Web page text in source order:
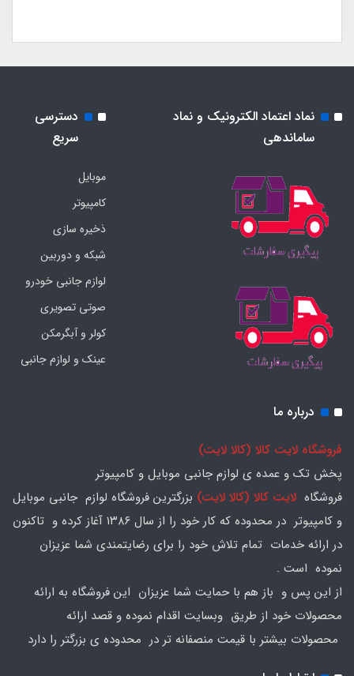
نماد اعتماد الکترونیک و نماد
ساماندهی
دسترسی
سریع
موبایل
کامپیوتر
ذخیره سازی
شبکه و دوربین
لوازم جانبی خودرو
صوتی تصویری
کولر و آبگرمکن
عینک و لوازم جانبی
درباره ما
فروشگاه لایت کالا (کالا لایت)
پخش تک و عمده ی لوازم جانبی موبایل و کامپیوتر
فروشگاه لایت کالا (کالا لایت) بزرگترین فروشگاه لوازم جانبی موبایل
و کامپیوتر در محدوده که کار خود را از سال ۱۳۸۶ آغاز کرده و تاکنون
در ارائه خدمات تمام تلاش خود را برای رضایتمندی شما عزیزان
نموده است .
از این پس و باز هم با حمایت شما عزیزان این فروشگاه به ارائه
محصولات خود از طریق وبسایت اقدام نموده و قصد ارائه
محصولات بیشتر با قیمت منصفانه تر در محدوده ی بزرگتر را دارد